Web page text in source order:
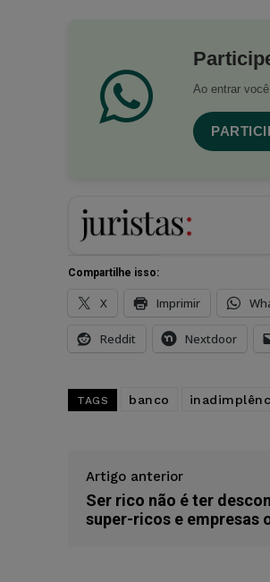
Ao entrar
Compartilhe isso:
X Imprimir
Reddit Nextdoor
TAGS banco
Artigo anterior
Ser rico não é ter
super-ricos e empresas